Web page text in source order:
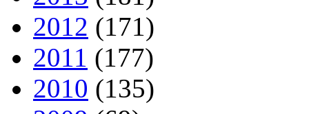
2012 (171)
2011 (177)
2010 (135)